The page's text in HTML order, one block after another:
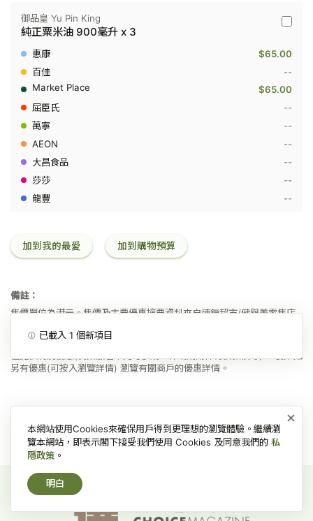
御
皇
Yu
Pin
-
粟
油
900
升
御品皇 Yu Pin King
純正粟米油 900毫升 x 3
$65.00
--
$65.00
--
--
--
--
--
--
加到我的最愛 加到購物預算
備註：
售價單位為港元。售價及主要優惠摘要資料來自連鎖超市/健與美零售店
所有價格以每項貨品買單一件計。個別商戶可能單一件貨品的價格較高，
註
另有優惠(可按入瀏覽詳情)瀏覽有關商戶的優惠詳情。
本網站使用Cookies來確保用戶得到更理想的瀏覽體驗。繼續瀏
覽本網站，即表示閣下接受我們使用 Cookies 及同意我們的 私
隱政策。
明白
×